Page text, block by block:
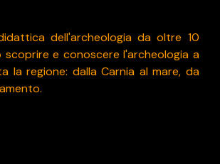
dell'archeologia da oltre 10
e conoscere l'archeologia a
la regione: dalla Carnia al mare, da